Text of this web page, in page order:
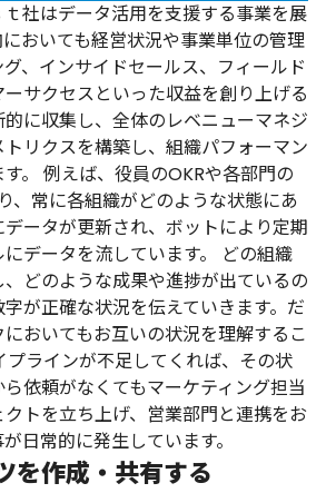
ｔ社はデータ活用を支援する事業を展
おいても経営状況や事業単位の管理
、インサイドセールス、フィールド
サクセスといった収益を創り上げる
に収集し、全体のレベニューマネジ
リクスを構築し、組織パフォーマン
。
例えば、役員のOKRや各部門の
、常に各組織がどのような状態にあ
ータが更新され、ボットにより定期
データを流しています。
どの組織
どのような成果や進捗が出ているの
が正確な状況を伝えていきます。だ
おいてもお互いの状況を理解するこ
プラインが不足してくれば、その状
依頼がなくてもマーケティング担当
トを立ち上げ、営業部門と連携をお
日常的に発生しています。
を作成・共有する